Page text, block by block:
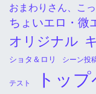
おまわりさん、こ
ちょいエロ・微
オリジナル
ショタ＆ロリ シーン投
テスト トッ